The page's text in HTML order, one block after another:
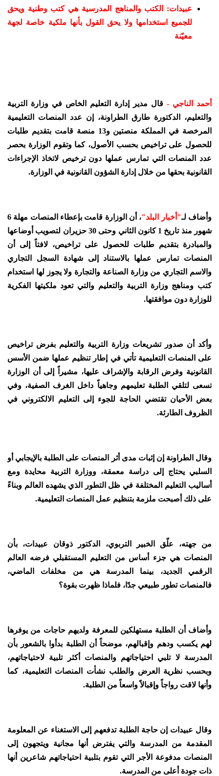
عبيدات: الكتب والمناهج المدرسية هي كتب وطنية ويحق
للجميع استخدامها ولا يحق القول بأنها ملكية خاصة لجهة
معيّنة
أحمد الناجي - قال مدير إدارة التعليم الخاص في وزارة التربية
والتعليم، الدكتورة طارق الطراونة، إن عدد المنصات التعليمية
المرخصة في المملكة منصتين و13 منصة قامت بتقديم طلبات
للحصول على تراخيص بحسب الأصول، كما وتقوم الوزارة بحصر
عدد المنصات التي تمارس عملها دون ترخيص لاتخاذ الإجراءات
القانونية بحقها من خلال إدارة الشؤون القانونية في الوزارة.
وأضاف لـ"أخبار البلد"
، أن الوزارة قامت بإعطاء المنصات مهلة 6
شهور منذ تاريخ 1 كانون الثاني وحتى 30 حزيران لتصويب أوضاعها
والمبادرة بتقديم طلبات للحصول على تراخيص، لافتاً إلى أن
المنصات تمارس عملها بالاستناد إلى شهادة السجل التجاري
والاسم التجاري من وزارة الصناعة والتجارة ولا يجوز لها استخدام
كتب ومناهج وزارة التربية والتعليم والتي تعود ملكيتها الفكرية
للوزارة دون موافقتها.
وأكد أن صدور تشريعات وزارة التربية والتعليم بفرض تراخيص
على المنصات التعليمية تأتي في إطار تنظيم عملها ضمن الأسس
القانونية وفرض الرقابة والإشراف عليها، مشيراً إلى أن الوزارة
تسعى لتلقي الطلبة تعليمهم وجاهياً داخل الغرف الصفية، وفي
بعض الأحيان تقتضي الحاجة للجوء إلى التعليم الالكتروني في
الظروف الطارئة.
وقال الطراونة إن إثبات مدى أثر المنصات على الطلبة بالإيجابي أو
السلبي يحتاج إلى دراسة معمقة، ووزارة التربية محايدة ومع
أساليب التعليم المختلفة في ظل التطور الذي يشهده العالم وبناءً
على ذلك أصبحت ملزمة بتنظيم عمل المنصات التعليمية.
من جهته، علّق الخبير التربوي، الدكتور ذوقان عبيدات، بأن
المنصات هي جزء أساس من التعليم المستقبلي فرضه العالم
الرقمي الجديد، بينما المدرسة هي من مخلفات الماضي،
فالمنصات تطور طبيعي جدًا، فلماذا ظهرت بقوة؟
وأضاف أن الطلبة مستهلكين للمعرفة ولديهم حاجات من يوفرها
لهم يكسب ودهم وإقبالهم، موضحاً أن الطلبة بدأوا بالشعور بأن
المدرسة لا تلبي احتياجاتهم والمنصات أكثر تلبية لاحتياجاتهم،
وبحسب نظرية العرض والطلب نشأت المنصات التعليمية، كما
وأنها لاقت رواجاً وإقبالاً واسعاً من الطلبة.
وقال عبيدات إن حاجة الطلبة تدفعهم إلى الاستغناء عن المعلومة
المقدمة من المدرسة والتي يفترض أنها مجانية ويتجهون إلى
المنصات مدفوعة الأجر التي تقوم بتلبية احتياجاتهم شاعرين أنها
ذات جودة أعلى من المدرسة.